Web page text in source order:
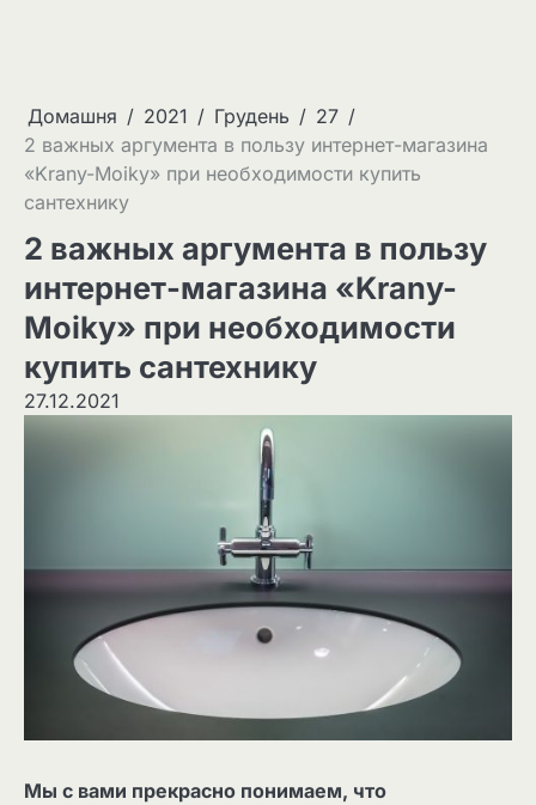
Домашня 2021 Грудень
27
2 важных аргумента в пользу интернет-магазина
«Krany-Moiky» при необходимости купить
сантехнику
2 важных аргумента в пользу
интернет-магазина «Krany-
Moiky» при необходимости
купить сантехнику
27.12.2021
Мы с вами прекрасно понимаем, что